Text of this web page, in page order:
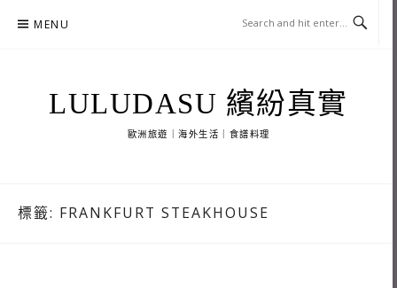
MENU
LULUDASU 繽紛真實
歐洲旅遊｜海外生活｜食譜料理
標籤: FRANKFURT STEAKHOUSE